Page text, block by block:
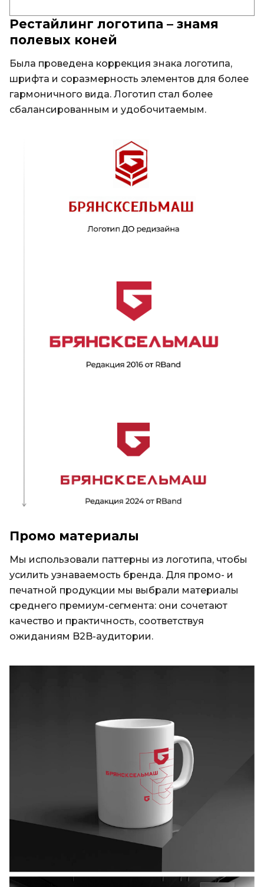
Рестайлинг логотипа – знамя
полевых коней
Была проведена коррекция знака логотипа,
шрифта и соразмерность элементов для более
гармоничного вида. Логотип стал более
сбалансированным и удобочитаемым.
Промо материалы
Мы использовали паттерны из логотипа, чтобы
усилить узнаваемость бренда. Для промо- и
печатной продукции мы выбрали материалы
среднего премиум-сегмента: они сочетают
качество и практичность, соответствуя
ожиданиям B2B-аудитории.​